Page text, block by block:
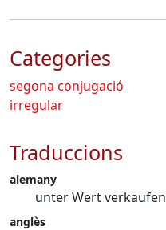
Categories
segona conjugació
irregular
Traduccions
alemany
unter Wert verkaufen
anglès